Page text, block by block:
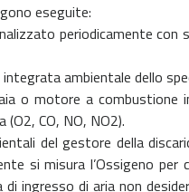
eseguite:
periodicamente con
integrata ambientale dello
o motore a
CO, NO, NO2).
del gestore della
si misura l’Ossigeno
di ingresso di aria non